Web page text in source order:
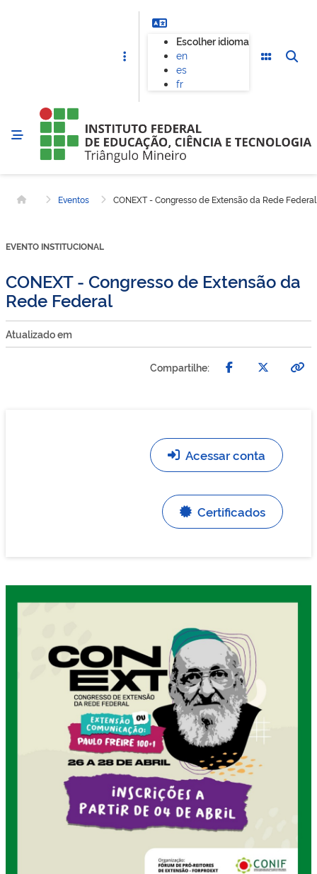
Escolher idioma
en
es
fr
Página inicial
Eventos CONEXT - Congresso de Extensão da Rede Federal
EVENTO INSTITUCIONAL
CONEXT - Congresso de Extensão da
Rede Federal
Atualizado em
Compartilhe:
Acessar conta
Certificados